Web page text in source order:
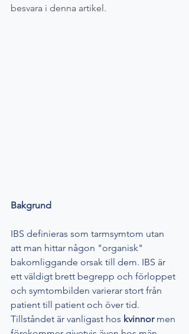
besvara i denna artikel.
Bakgrund
IBS definieras som tarmsymtom utan
att man hittar någon "organisk"
bakomliggande orsak till dem. IBS är
ett väldigt brett begrepp och förloppet
och symtombilden varierar stort från
patient till patient och över tid.
Tillståndet är vanligast hos kvinnor men